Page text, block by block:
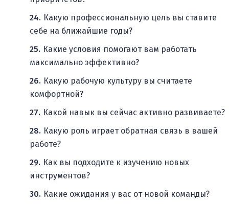
Какую профессиональную цель вы ставите
себе на ближайшие годы?
Какие условия помогают вам работать
максимально эффективно?
Какую рабочую культуру вы считаете
комфортной?
Какой навык вы сейчас активно развиваете?
Какую роль играет обратная связь в вашей
работе?
Как вы подходите к изучению новых
инструментов?
Какие ожидания у вас от новой команды?